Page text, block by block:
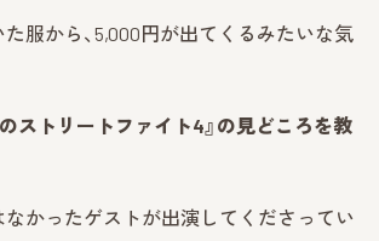
服から、5,000円が出てくるみたいな気
ストリートファイト4』の見どころを教
かったゲストが出演してくださってい